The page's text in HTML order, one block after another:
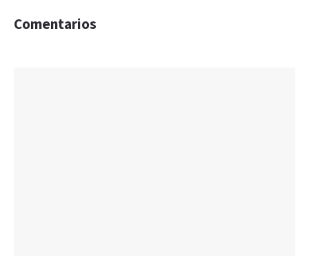
Comentarios